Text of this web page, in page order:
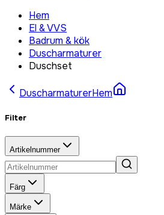
Hem
El & VVS
Badrum & kök
Duscharmaturer
Duschset
DuscharmaturerHem
Filter
Artikelnummer
Färg
Märke